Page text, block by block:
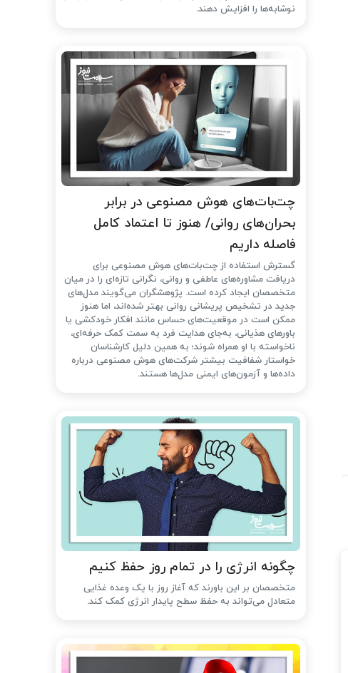
نوشابه‌ها را افزایش دهند.
چت‌بات‌های هوش مصنوعی در برابر
بحران‌های روانی/ هنوز تا اعتماد کامل
فاصله داریم
گسترش استفاده از چت‌بات‌های هوش مصنوعی برای
دریافت مشاوره‌های عاطفی و روانی، نگرانی تازه‌ای را در میان
متخصصان ایجاد کرده است. پژوهشگران می‌گویند مدل‌های
جدید در تشخیص پریشانی روانی بهتر شده‌اند، اما هنوز
ممکن است در موقعیت‌های حساس مانند افکار خودکشی یا
باورهای هذیانی، به‌جای هدایت فرد به سمت کمک حرفه‌ای،
ناخواسته با او همراه شوند؛ به همین دلیل کارشناسان
خواستار شفافیت بیشتر شرکت‌های هوش مصنوعی درباره
داده‌ها و آزمون‌های ایمنی مدل‌ها هستند.
چگونه انرژی را در تمام روز حفظ کنیم
متخصصان بر این باورند که آغاز روز با یک وعده غذایی
متعادل می‌تواند به حفظ سطح پایدار انرژی کمک کند.